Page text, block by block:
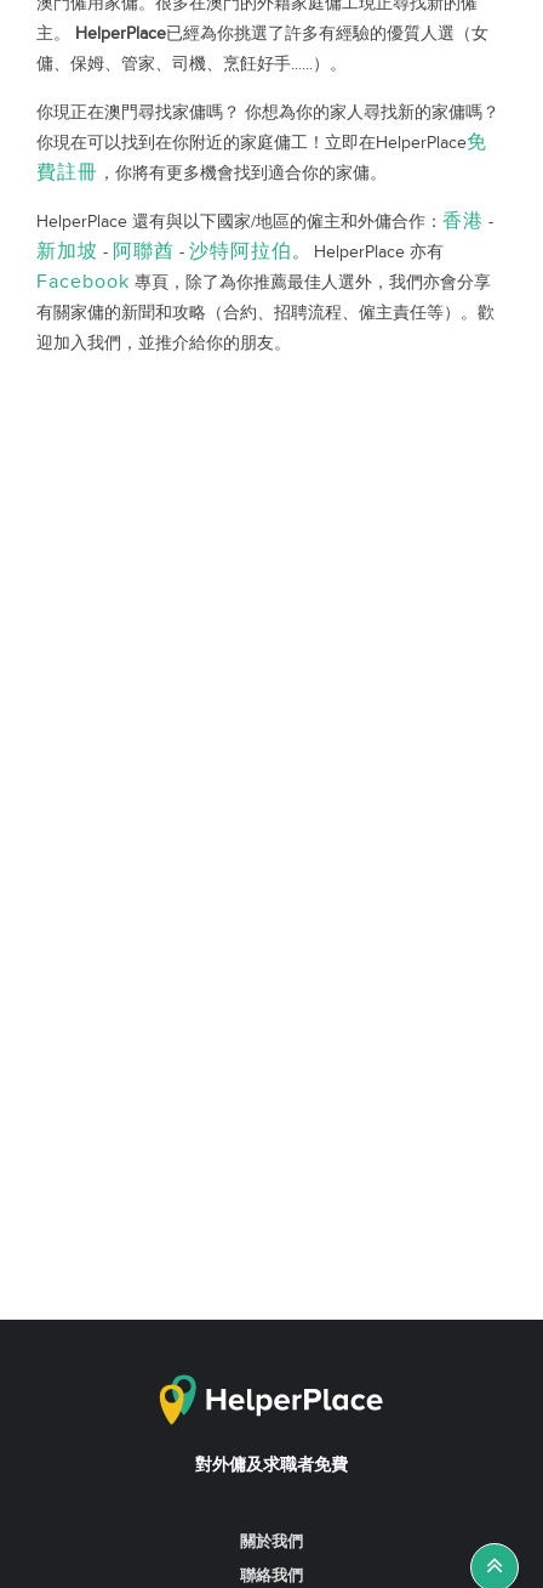
主。 HelperPlace已經為你挑選了許多有經驗的優質人選（女
傭、保姆、管家、司機、烹飪好手......）。
你現正在澳門尋找家傭嗎？ 你想為你的家人尋找新的家傭嗎？
你現在可以找到在你附近的家庭傭工！立即在HelperPlace免
費註冊 ，你將有更多機會找到適合你的家傭。
HelperPlace 還有與以下國家/地區的僱主和外傭合作： 香港 -
新加坡 - 阿聯酋 - 沙特阿拉伯。 HelperPlace 亦有
Facebook 專頁，除了為你推薦最佳人選外，我們亦會分享
有關家傭的新聞和攻略（合約、招聘流程、僱主責任等）。歡
迎加入我們，並推介給你的朋友。
對外傭及求職者免費
關於我們
聯絡我們